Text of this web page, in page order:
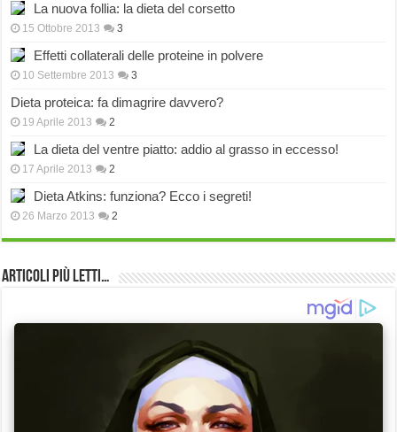
La nuova follia: la dieta del corsetto
15 Ottobre 2013 3
Effetti collaterali delle proteine in polvere
10 Settembre 2013 3
Dieta proteica: fa dimagrire davvero?
19 Aprile 2013 2
La dieta del ventre piatto: addio al grasso in eccesso!
17 Aprile 2013 2
Dieta Atkins: funziona? Ecco i segreti!
26 Marzo 2013 2
Articoli più Letti…